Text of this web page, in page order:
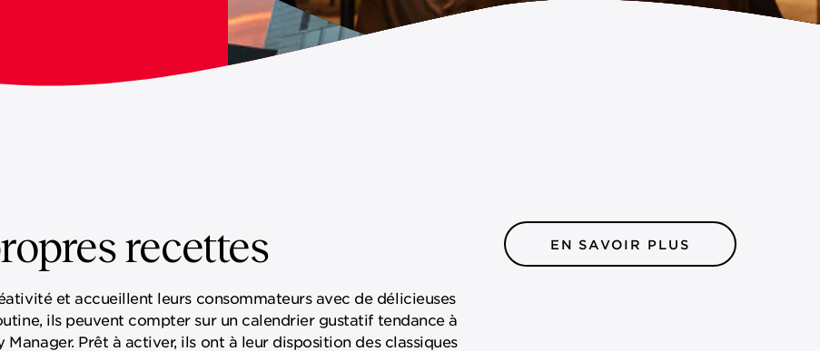
recettes EN SAVOIR PLUS
et accueillent leurs consommateurs avec de délicieuses
ils peuvent compter sur un calendrier gustatif tendance à
Prêt à activer, ils ont à leur disposition des classiques